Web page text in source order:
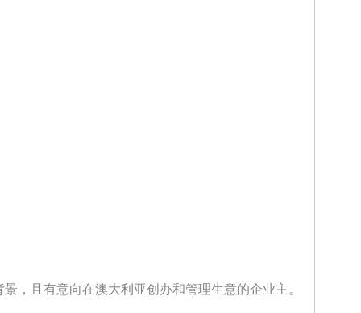
，且有意向在澳大利亚创办和管理生意的企业主。